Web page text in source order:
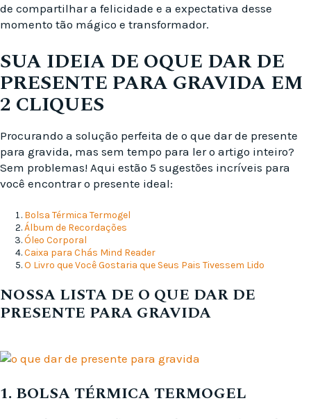
de compartilhar a felicidade e a expectativa desse
momento tão mágico e transformador.
SUA IDEIA DE OQUE DAR DE
PRESENTE PARA GRAVIDA EM
2 CLIQUES
Procurando a solução perfeita de o que dar de presente
para gravida, mas sem tempo para ler o artigo inteiro?
Sem problemas! Aqui estão 5 sugestões incríveis para
você encontrar o presente ideal:
Bolsa Térmica Termogel
Álbum de Recordações
Óleo Corporal
Caixa para Chás Mind Reader
O Livro que Você Gostaria que Seus Pais Tivessem Lido
NOSSA LISTA DE O QUE DAR DE
PRESENTE PARA GRAVIDA
1. BOLSA TÉRMICA TERMOGEL